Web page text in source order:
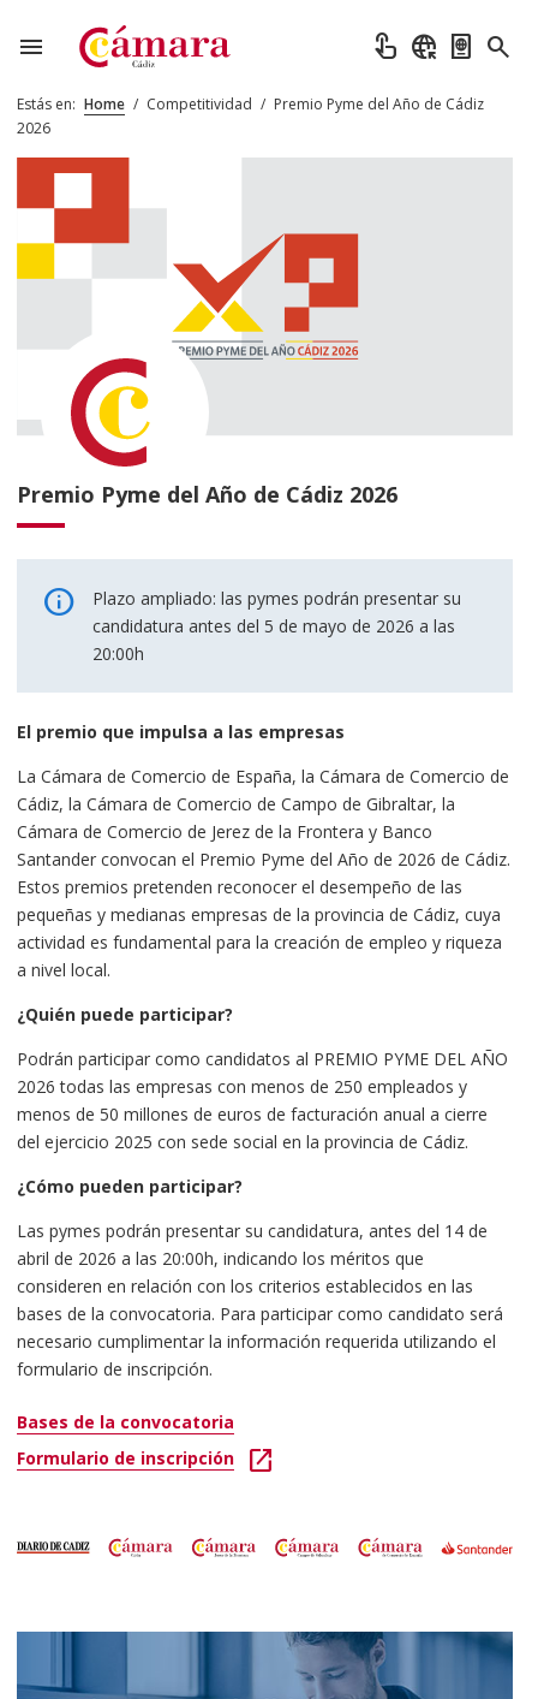
menu touch_app captive_portal passport search
Estás en: Home / Competitividad / Premio Pyme del Año de Cádiz
2026
Premio Pyme del Año de Cádiz 2026
Plazo ampliado: las pymes podrán presentar su
candidatura antes del 5 de mayo de 2026 a las
20:00h
El premio que impulsa a las empresas
La Cámara de Comercio de España, la Cámara de Comercio de
Cádiz, la Cámara de Comercio de Campo de Gibraltar, la
Cámara de Comercio de Jerez de la Frontera y Banco
Santander convocan el Premio Pyme del Año de 2026 de Cádiz.
Estos premios pretenden reconocer el desempeño de las
pequeñas y medianas empresas de la provincia de Cádiz, cuya
actividad es fundamental para la creación de empleo y riqueza
a nivel local.
¿Quién puede participar?
Podrán participar como candidatos al PREMIO PYME DEL AÑO
2026 todas las empresas con menos de 250 empleados y
menos de 50 millones de euros de facturación anual a cierre
del ejercicio 2025 con sede social en la provincia de Cádiz.
¿Cómo pueden participar?
Las pymes podrán presentar su candidatura, antes del 14 de
abril de 2026 a las 20:00h, indicando los méritos que
consideren en relación con los criterios establecidos en las
bases de la convocatoria. Para participar como candidato será
necesario cumplimentar la información requerida utilizando el
formulario de inscripción.
Bases de la convocatoria
Formulario de inscripción
open_in_new